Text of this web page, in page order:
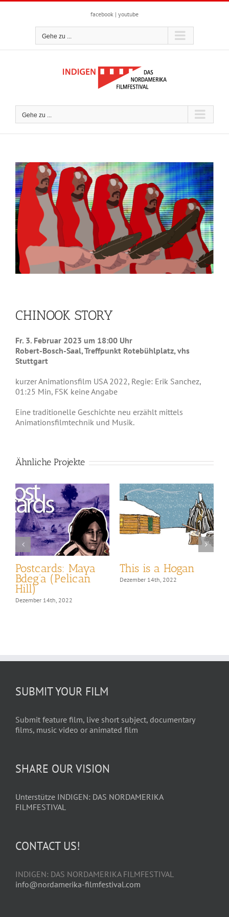
Zum
facebook | youtube
Gehe zu ...
Gehe zu ...
CHINOOK STORY
Fr. 3. Februar 2023 um 18:00 Uhr
Robert-Bosch-Saal, Treffpunkt Rotebühlplatz, vhs
Stuttgart
kurzer Animationsfilm USA 2022, Regie: Erik Sanchez,
01:25 Min, FSK keine Angabe
Eine traditionelle Geschichte neu erzählt mittels
Animationsfilmtechnik und Musik.
Ähnliche Projekte
Postcards: Maya
Bdeg’a (Pelican
Hill)
Dezember 14th, 2022
This is a Hogan
Dezember 14th, 2022
SUBMIT YOUR FILM
Submit feature film, live short subject, documentary
films, music video or animated film
SHARE OUR VISION
Unterstütze INDIGEN: DAS NORDAMERIKA
FILMFESTIVAL
CONTACT US!
INDIGEN: DAS NORDAMERIKA FILMFESTIVAL
info@nordamerika-filmfestival.com